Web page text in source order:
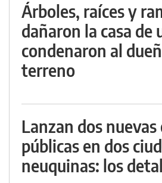
Árboles, raíces y
dañaron la casa de
condenaron al
terreno
Lanzan dos nuevas
públicas en dos
neuquinas: los